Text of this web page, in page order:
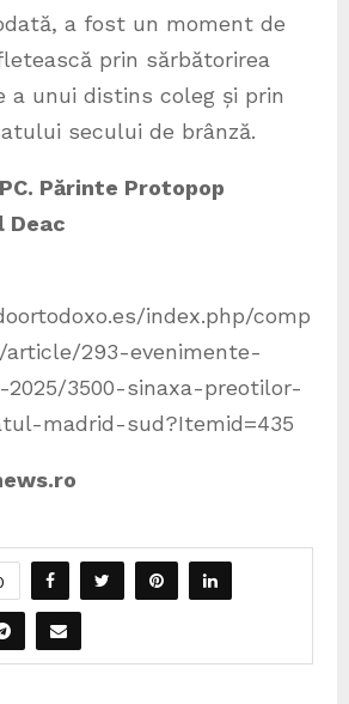
a fost un moment de
prin sărbătorirea
a unui distins coleg și prin
secului de brânză.
PC. Părinte Protopop
Deac
index.php/comp
293-evenimente-
2025/3500-sinaxa-preotilor-
madrid-sud?Itemid=435